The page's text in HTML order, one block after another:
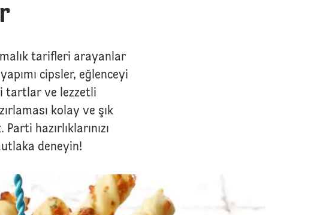
tarifleri arayanlar
cipsler, eğlenceyi
tartlar ve lezzetli
kolay ve şık
hazırlıklarınızı
deneyin!
Peynirli Kraker